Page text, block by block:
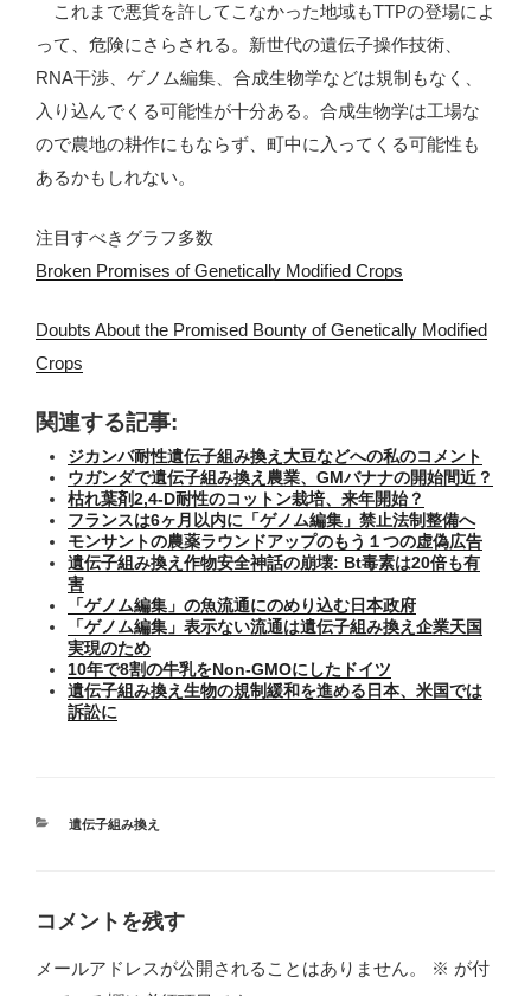
これまで悪貨を許してこなかった地域もTTPの登場によ
って、危険にさらされる。新世代の遺伝子操作技術、
RNA干渉、ゲノム編集、合成生物学などは規制もなく、
入り込んでくる可能性が十分ある。合成生物学は工場な
ので農地の耕作にもならず、町中に入ってくる可能性も
あるかもしれない。
注目すべきグラフ多数
Broken Promises of Genetically Modified Crops
Doubts About the Promised Bounty of Genetically Modified
Crops
関連する記事:
ジカンバ耐性遺伝子組み換え大豆などへの私のコメント
ウガンダで遺伝子組み換え農業、GMバナナの開始間近？
枯れ葉剤2,4-D耐性のコットン栽培、来年開始？
フランスは6ヶ月以内に「ゲノム編集」禁止法制整備へ
モンサントの農薬ラウンドアップのもう１つの虚偽広告
遺伝子組み換え作物安全神話の崩壊: Bt毒素は20倍も有
害
「ゲノム編集」の魚流通にのめり込む日本政府
「ゲノム編集」表示ない流通は遺伝子組み換え企業天国
実現のため
10年で8割の牛乳をNon-GMOにしたドイツ
遺伝子組み換え生物の規制緩和を進める日本、米国では
訴訟に
カ
遺伝子組み換え
コメントを残す
メールアドレスが公開されることはありません。 ※ が付